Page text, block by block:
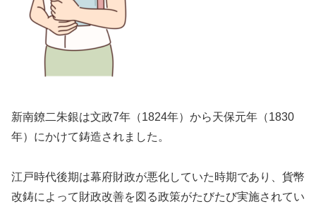
新南鐐二朱銀は文政7年（1824年）から天保元年（1830
年）にかけて鋳造されました。
江戸時代後期は幕府財政が悪化していた時期であり、貨幣
改鋳によって財政改善を図る政策がたびたび実施されてい